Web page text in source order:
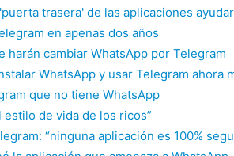
trasera' de las aplicaciones
en apenas dos años
harán cambiar WhatsApp por Telegram
WhatsApp y usar Telegram ahora
que no tiene WhatsApp
estilo de vida de los ricos”
“ninguna aplicación es 100%